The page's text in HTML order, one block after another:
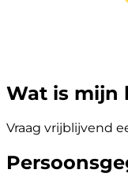
Wat is mijn
Vraag vrijblijvend